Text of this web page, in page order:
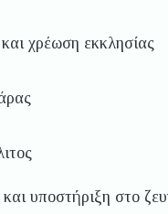
χρέωση εκκλησίας
υποστήριξη στο